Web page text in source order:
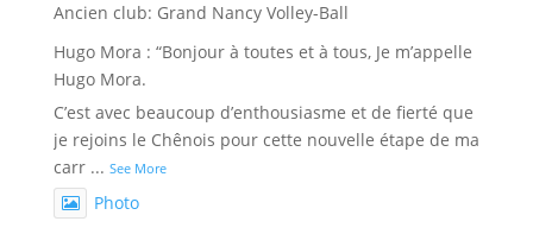
Ancien club: Grand Nancy Volley-Ball
Hugo Mora : “Bonjour à toutes et à tous, Je m’appelle
Hugo Mora.
C’est avec beaucoup d’enthousiasme et de fierté que
je rejoins le Chênois pour cette nouvelle étape de ma
carr ... See More
Photo